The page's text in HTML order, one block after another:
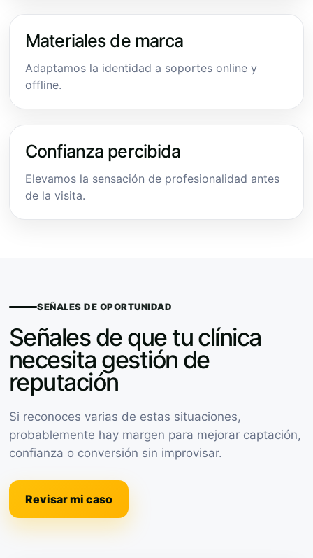
Materiales de marca
Adaptamos la identidad a soportes online y
offline.
Confianza percibida
Elevamos la sensación de profesionalidad antes
de la visita.
SEÑALES DE OPORTUNIDAD
Señales de que tu clínica
necesita gestión de
reputación
Si reconoces varias de estas situaciones,
probablemente hay margen para mejorar captación,
confianza o conversión sin improvisar.
Revisar mi caso